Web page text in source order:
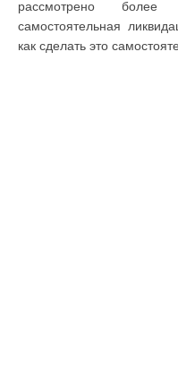
рассмотрено более
самостоятельная
как сделать это